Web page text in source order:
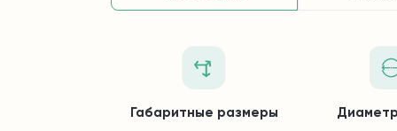
Габаритные размеры